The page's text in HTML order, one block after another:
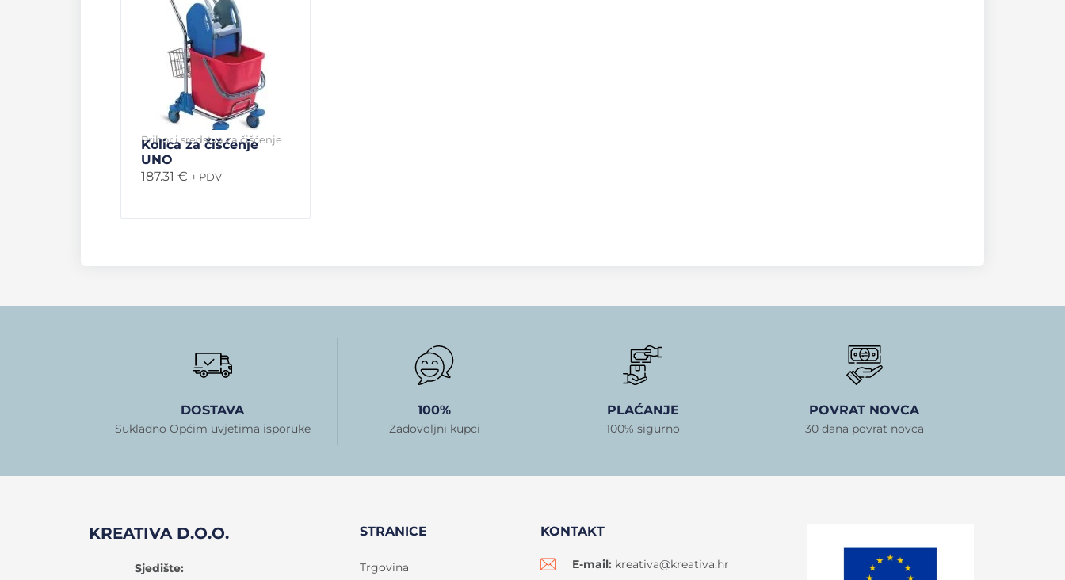
Pribor i sredstva za čišćenje
Kolica za čišćenje
UNO
187.31 € + PDV
DOSTAVA
Sukladno Općim uvjetima isporuke
100%
Zadovoljni kupci
PLAĆANJE
100% sigurno
POVRAT NOVCA
30 dana povrat novca
KREATIVA D.O.O.
Sjedište:
STRANICE
Trgovina
KONTAKT
E-mail: kreativa@kreativa.hr